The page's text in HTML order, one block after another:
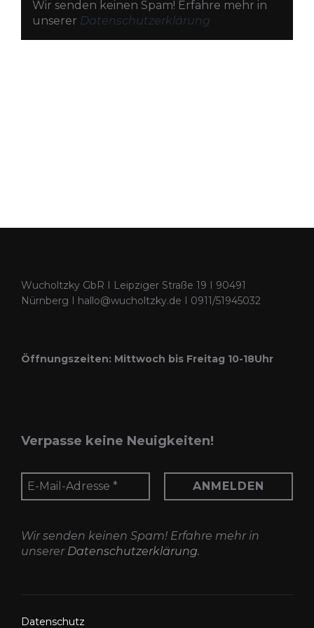
Wir senden keinen Spam! Erfahre mehr in
unserer Datenschutzerklärung
Wucholtzky GbR I Leipziger Straße 19 I 90491
Nürnberg I hallo@wucholtzky.de I 0911/51945032
Öffnungszeiten: Mittwoch bis Freitag 10-18Uhr
Verpasse keine Neuigkeiten!
Wir senden keinen Spam! Erfahre mehr in
unserer Datenschutzerklärung.
Datenschutz